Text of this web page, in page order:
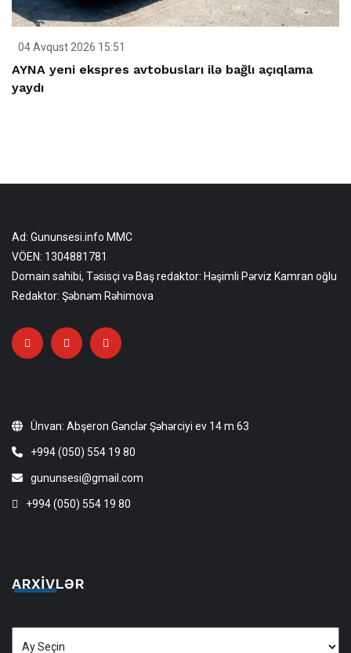
04 Avqust 2026 15:51
AYNA yeni ekspres avtobusları ilə bağlı açıqlama
yaydı
Ad: Gununsesi.info MMC
VÖEN: 1304881781
Domain sahibi, Təsisçi və Baş redaktor: Həşimli Pərviz Kamran oğlu
Redaktor: Şəbnəm Rəhimova
Ünvan: Abşeron Gənclər Şəhərciyi ev 14 m 63
+994 (050) 554 19 80
gununsesi@gmail.com
+994 (050) 554 19 80
ARXIVLƏR
Arxivlər